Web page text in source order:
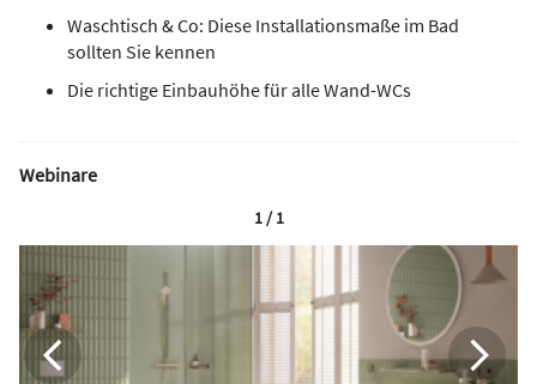
Waschtisch & Co: Diese Installationsmaße im Bad
sollten Sie kennen
Die richtige Einbauhöhe für alle Wand-WCs
Webinare
1 / 1